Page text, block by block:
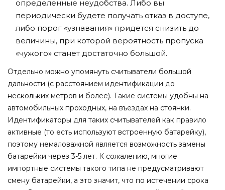
определенные неудобства. Либо вы
периодически будете получать отказ в доступе,
либо порог «узнавания» придется снизить до
величины, при которой вероятность пропуска
«чужого» станет достаточно большой.
Отдельно можно упомянуть считыватели большой
дальности (с расстоянием идентификации до
нескольких метров и более). Такие системы удобны на
автомобильных проходных, на въездах на стоянки.
Идентификаторы для таких считывателей как правило
активные (то есть используют встроенную батарейку),
поэтому немаловажной является возможность замены
батарейки через 3-5 лет. К сожалению, многие
импортные системы такого типа не предусматривают
смену батарейки, а это значит, что по истечении срока